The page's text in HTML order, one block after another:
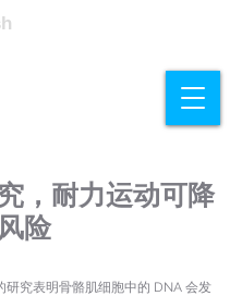
，耐力运动可降
险
研究表明骨骼肌细胞中的 DNA 会发